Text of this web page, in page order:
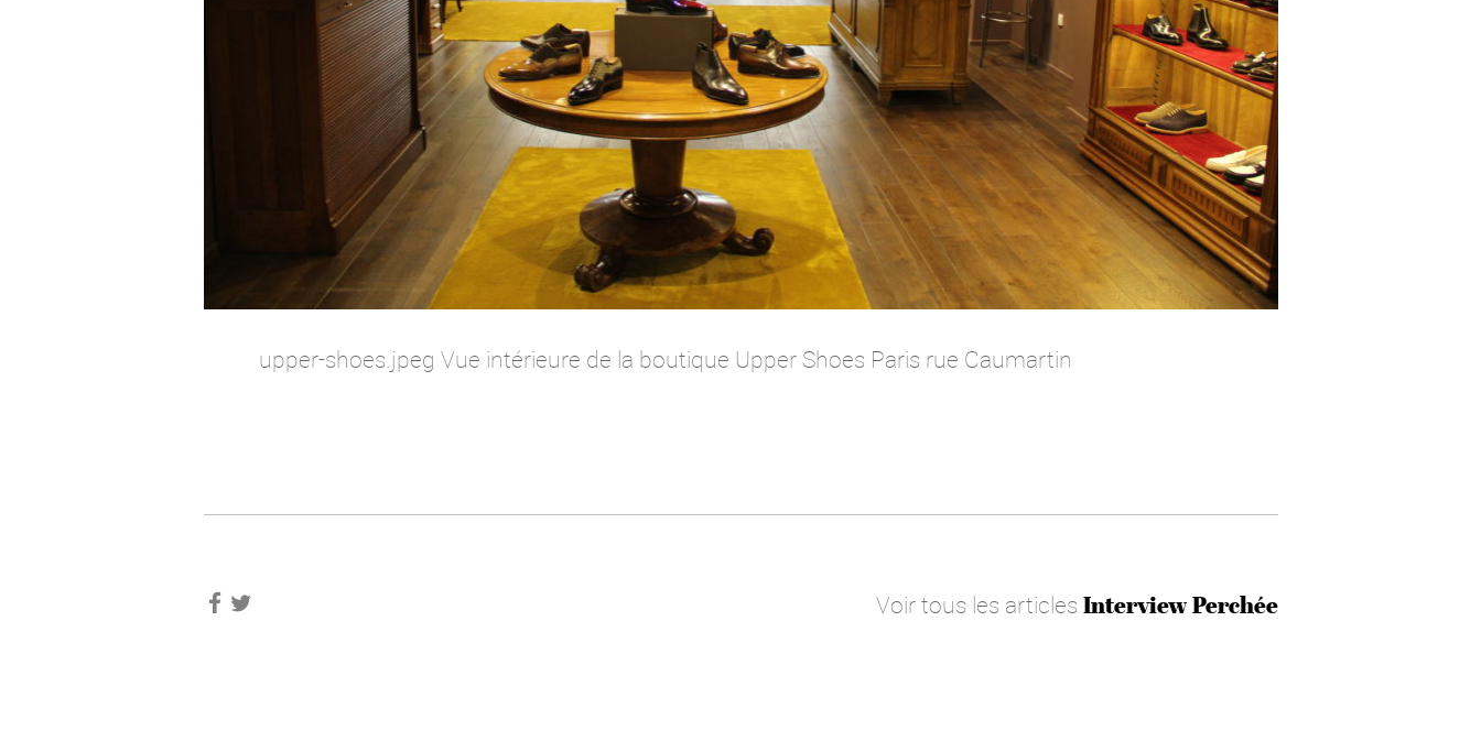
upper-shoes.jpeg Vue intérieure de la boutique Upper Shoes Paris rue Caumartin
Voir tous les articles Interview Perchée